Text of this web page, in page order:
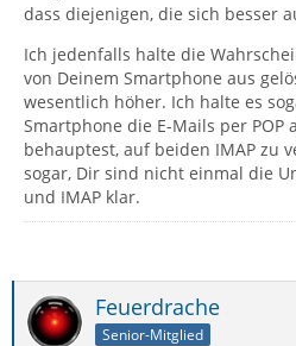
dass diejenigen, die sich besser
Ich jedenfalls halte die
von Deinem Smartphone aus
wesentlich höher. Ich halte es
Smartphone die E-Mails per POP
behauptest, auf beiden IMAP zu
sogar, Dir sind nicht einmal die
und IMAP klar.
Feuerdrache
Senior-Mitglied